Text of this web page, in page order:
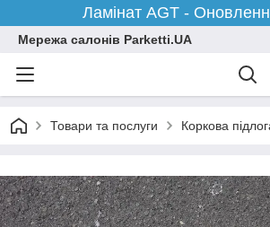
Ламінат AGT -
Мережа салонів Parketti.UA
Товари та послуги Коркова